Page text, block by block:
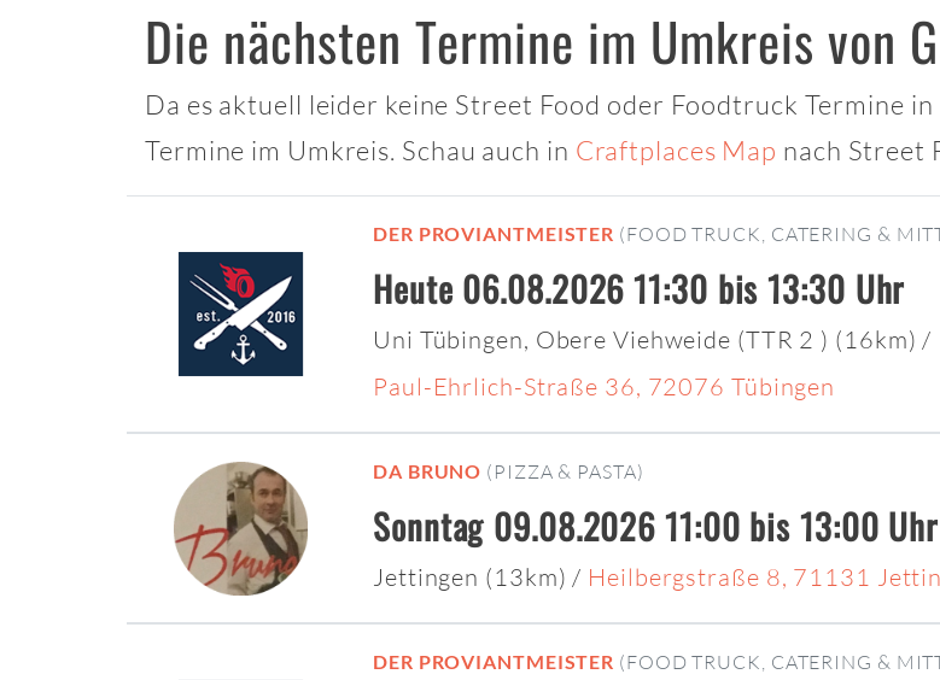
Die nächsten Termine im Umkreis von
Da es aktuell leider keine Street Food oder Foodtruck Termine
Termine im Umkreis. Schau auch in Craftplaces Map nach Street
DER PROVIANTMEISTER (FOOD TRUCK, CATERING &
Heute 06.08.2026 11:30 bis 13:30 Uhr
Uni Tübingen, Obere Viehweide (TTR 2 ) (16km)/
Paul-Ehrlich-Straße 36, 72076 Tübingen
DA BRUNO (PIZZA & PASTA)
Sonntag 09.08.2026 11:00 bis 13:00 Uhr
Jettingen (13km)/ Heilbergstraße 8, 71131
DER PROVIANTMEISTER (FOOD TRUCK, CATERING &